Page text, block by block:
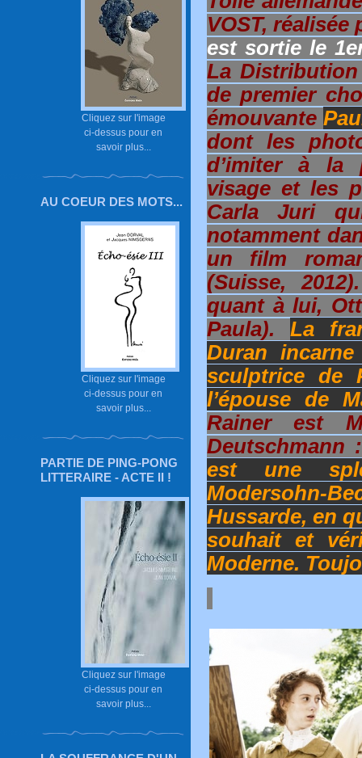
Cliquez sur l'image
ci-dessus pour en
savoir plus...
AU COEUR DES MOTS...
Cliquez sur l'image
ci-dessus pour en
savoir plus...
PARTIE DE PING-PONG
LITTERAIRE - ACTE II !
Cliquez sur l'image
ci-dessus pour en
savoir plus...
VOST, réalisée
est sortie le
La
de premier
émouvante
dont les
d’imiter à la
visage et les
Carla Juri
notamment
un film
(Suisse,
quant à lui,
Paula). La
Duran
sculptrice de
l’épouse de
Rainer est
Deutschmann
est une
Modersohn-
Hussarde, en
souhait et
Moderne.